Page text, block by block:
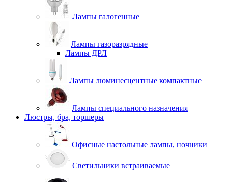
Лампы галогенные
Лампы газоразрядные
Лампы ДРЛ
Лампы люминесцентные компактные
Лампы специального назначения
Люстры, бра, торшеры
Офисные настольные лампы, ночники
Светильники встраиваемые